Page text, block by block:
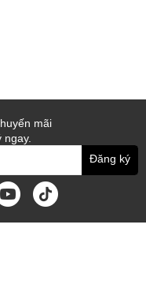
mãi
Đăng ký